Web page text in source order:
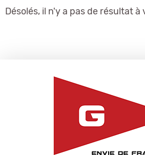
Désolés, il n'y a pas de résultat